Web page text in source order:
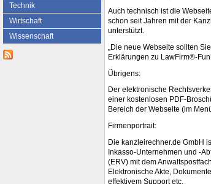
Technik
Wirtschaft
Wissenschaft
Auch technisch ist die
schon seit Jahren mit der
unterstützt.
„Die neue Webseite sollten
Erklärungen zu LawFirm®-
Übrigens:
Der elektronische
einer kostenlosen PDF-
Bereich der Webseite (im
Firmenportrait:
Die kanzleirechner.de GmbH
Inkasso-Unternehmen und -
(ERV) mit dem
Elektronische Akte,
effektivem Support etc.